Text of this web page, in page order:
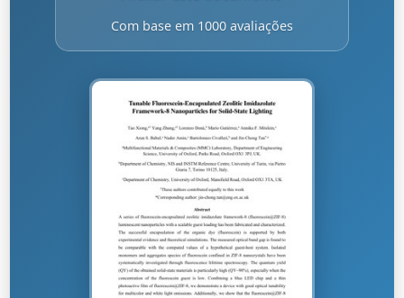
Com base em 1000 avaliações